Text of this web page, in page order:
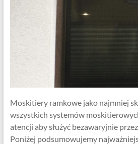
Moskitiery ramkowe jako najmniej
wszystkich systemów
atencji aby służyć bezawaryjnie
Poniżej podsumowujemy